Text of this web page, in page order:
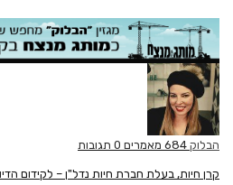
הבלוק 684 מאמרים 0 תגובות
קרן חיות, בעלת חברת חיות נדל"ן – לקידום